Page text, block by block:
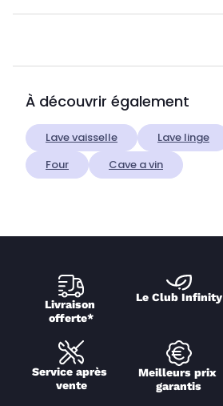
À découvrir également
Lave vaisselle Lave linge
Four
Cave a vin
Livraison
offerte*
Le Club Infinity
Service après
vente
Meilleurs prix
garantis